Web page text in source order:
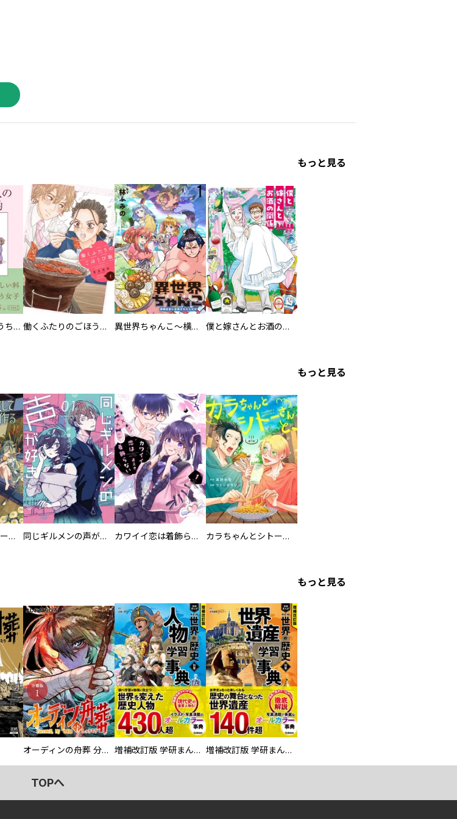
もっと見る
働き女子3人のおうち晩酌 働くふたりのごほうび飯 異世界ちゃんこ～横綱目前に召喚されたんだが～ 【連載版】 僕と嫁さんとお酒の関係
もっと見る
奴隷を調教してハーレム作る 同じギルメンの声が好き カワイイ恋は着飾らない カラちゃんとシトーさんと、 【分冊版】
もっと見る
オーディンの舟葬 分冊版 増補改訂版 学研まんが NEW世界の歴史 別巻 人物学習事典 増補改訂版 学研まんが NEW世界の歴史 別巻 世界遺産学習事典
TOPへ